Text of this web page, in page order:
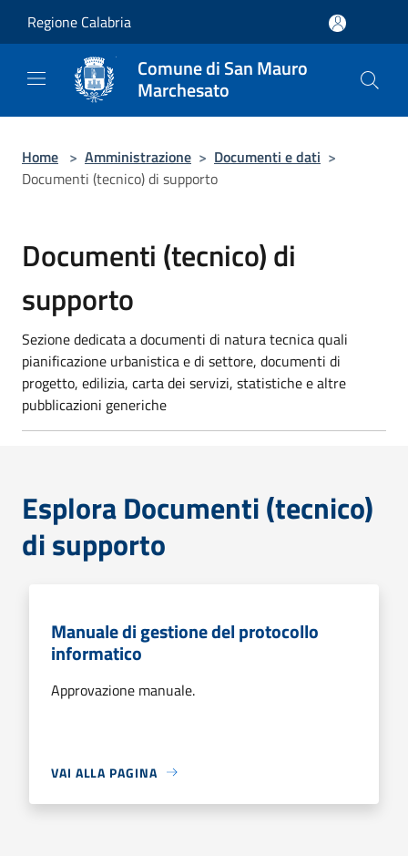
Regione Calabria
Comune di San Mauro
Marchesato
Home > Amministrazione > Documenti e dati >
Documenti (tecnico) di supporto
Documenti (tecnico) di
supporto
Sezione dedicata a documenti di natura tecnica quali
pianificazione urbanistica e di settore, documenti di
progetto, edilizia, carta dei servizi, statistiche e altre
pubblicazioni generiche
Esplora Documenti (tecnico)
di supporto
Manuale di gestione del protocollo
informatico
Approvazione manuale.
VAI ALLA PAGINA